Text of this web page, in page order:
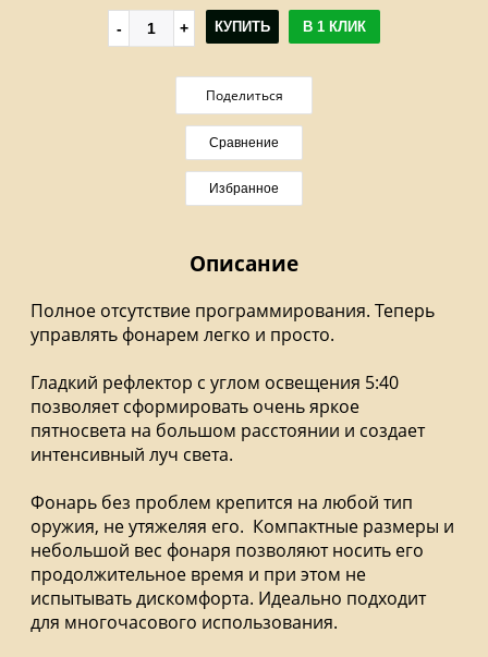
КУПИТЬ В 1 КЛИК
Поделиться
Сравнение
Избранное
Описание
Полное отсутствие программирования. Теперь
управлять фонарем легко и просто.
Гладкий рефлектор с углом освещения 5:40
позволяет сформировать очень яркое
пятносвета на большом расстоянии и создает
интенсивный луч света.
Фонарь без проблем крепится на любой тип
оружия, не утяжеляя его. Компактные размеры и
небольшой вес фонаря позволяют носить его
продолжительное время и при этом не
испытывать дискомфорта. Идеально подходит
для многочасового использования.